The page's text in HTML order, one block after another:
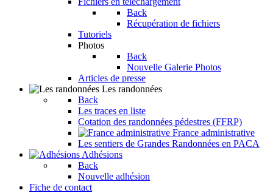
Back
Récupération de fichiers
Tutoriels
Photos
Back
Nouvelle Galerie Photos
Articles de presse
Les randonnées
Back
Les traces en liste
Cotation des randonnées pédestres (FFRP)
France administrative
Les sentiers de Grandes Randonnées en PACA
Adhésions
Back
Nouvelle adhésion
Fiche de contact